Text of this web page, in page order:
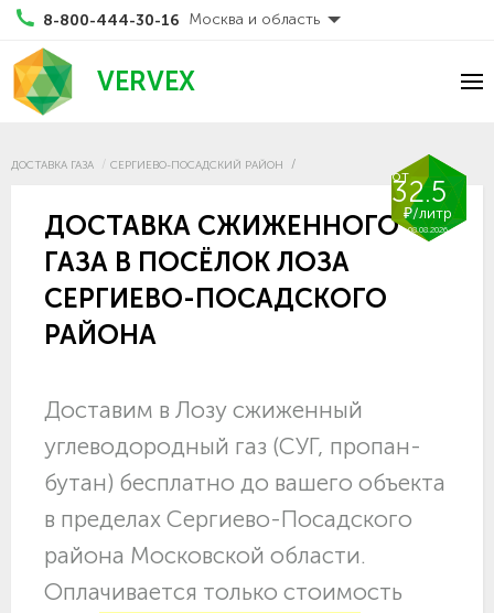
8-800-444-30-16 Москва и область
VERVEX
ДОСТАВКА ГАЗА СЕРГИЕВО-ПОСАДСКИЙ РАЙОН
от
32.5
₽/литр
08.08.2026
ДОСТАВКА СЖИЖЕННОГО
ГАЗА В ПОСЁЛОК ЛОЗА
СЕРГИЕВО-ПОСАДСКОГО
РАЙОНА
Доставим в Лозу сжиженный
углеводородный газ (СУГ, пропан-
бутан) бесплатно до вашего объекта
в пределах Сергиево-Посадского
района Московской области.
Оплачивается только стоимость